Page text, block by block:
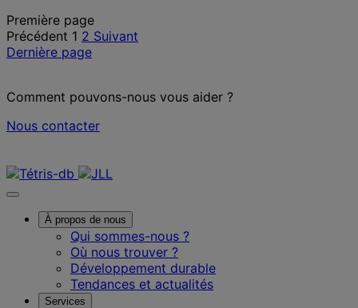
Posts
pagination
Première page
Précédent 1 2 Suivant
Dernière page
Comment pouvons-nous vous aider ?
Nous contacter
À propos de nous
Qui sommes-nous ?
Où nous trouver ?
Développement durable
Tendances et actualités
Services